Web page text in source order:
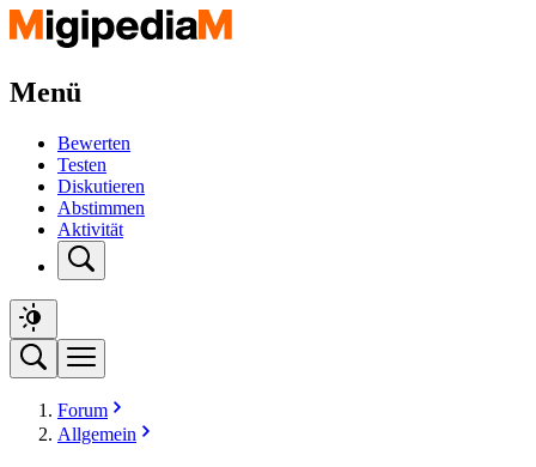
Menü
Bewerten
Testen
Diskutieren
Abstimmen
Aktivität
Forum
Allgemein